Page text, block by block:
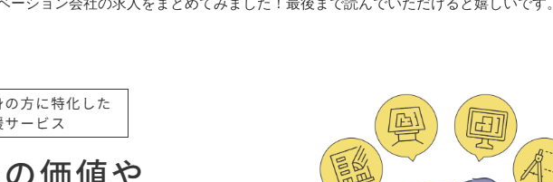
ーション会社の求人をまとめてみました！最後まで読んでいただけると嬉しいです。